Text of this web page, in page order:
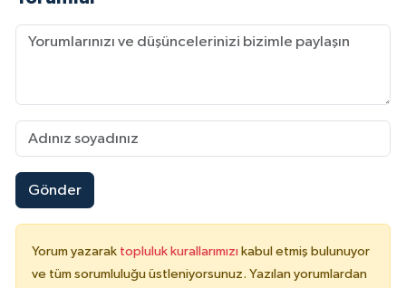
Gönder
Yorum yazarak topluluk kurallarımızı kabul etmiş bulunuyor
ve tüm sorumluluğu üstleniyorsunuz. Yazılan yorumlardan